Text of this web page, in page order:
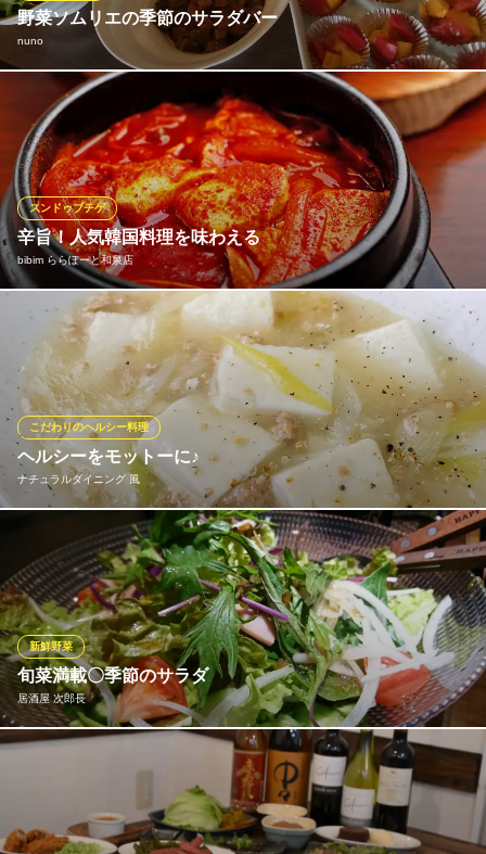
野菜ソムリエの季節のサラダバー
nuno
多数のご要望により大人気だった野菜ソムリエの季節のサラダバ
ーが復活いたしました！！
nuno
カジュアルイタリアン
南海本線樽井駅 徒歩15分
大阪府泉南市樽井2-22-13 コンコルドビル1F
辛旨！人気韓国料理を味わえる
bibim ららぽーと和泉店
スンドゥブチゲ
韓国料理の中でも多くのファンを集めるスンドゥブ。「スン」＝
「やわらかい」、「ドゥブ」＝「豆腐」の意味を持つスンドゥブ
はその名前の通り、柔らかな豆腐と辛さの中に旨味を感じるチゲ
スープのハーモニーが魅力の一品です。当店では全5種のレギュラ
ースンドゥブの他、牡蠣スンドゥブなど季節限定メニューも登場
します！
bibim ららぽーと和泉店
本格韓国家庭料理
泉北高速鉄道線和泉中央駅 徒歩42分
大阪府和泉市あゆみ野4-4-7 ららぽーと和泉
ヘルシーをモットーに♪
ナチュラルダイニング 風
こだわりのヘルシー料理
ナチュラルダイニング風では、お客様の健康を少し考え野菜中心
のメニューを取り入れています。 オリジナルメニューもおすすめ
♪
ナチュラルダイニング 風
ほっこり居酒屋
南海本線泉佐野駅 徒歩1分
大阪府泉佐野市上町3-9-30
旬菜満載〇季節のサラダ
居酒屋 次郎長
新鮮野菜
お野菜も業者さんからの配達での仕入れはせず、現場に行ってよ
り新鮮な食材を仕入れてます！
居酒屋 次郎長